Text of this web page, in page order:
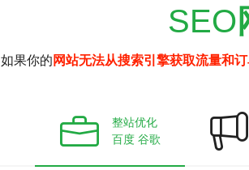
SEO
如果你的 网站无法从搜索引擎获取流量和订
整站优化
百度 谷歌